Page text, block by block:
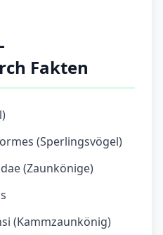
Fakten
(Sperlingsvögel)
(Zaunkönige)
(Kammzaunkönig)